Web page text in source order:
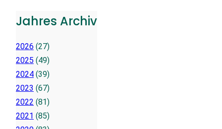
Jahres Archiv
2026 (27)
2025 (49)
2024 (39)
2023 (67)
2022 (81)
2021 (85)